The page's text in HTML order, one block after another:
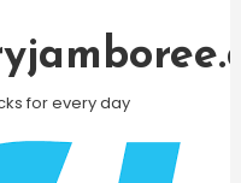
for every day